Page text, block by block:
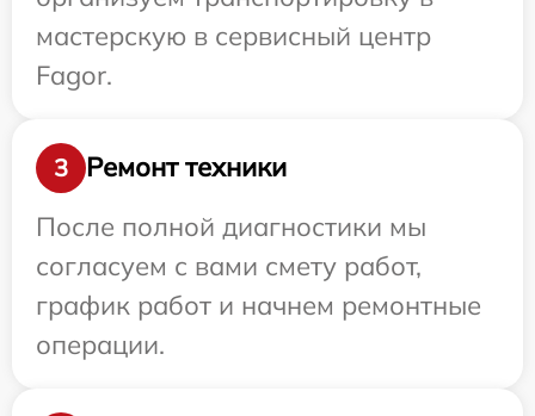
мастерскую в сервисный центр
Fagor.
3
Ремонт техники
После полной диагностики мы
согласуем с вами смету работ,
график работ и начнем ремонтные
операции.